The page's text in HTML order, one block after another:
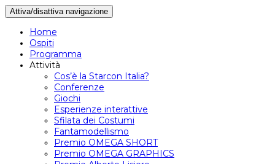
Attiva/disattiva navigazione
Home
Ospiti
Programma
Attività
Cos’è la Starcon Italia?
Conferenze
Giochi
Esperienze interattive
Sfilata dei Costumi
Fantamodellismo
Premio OMEGA SHORT
Premio OMEGA GRAPHICS